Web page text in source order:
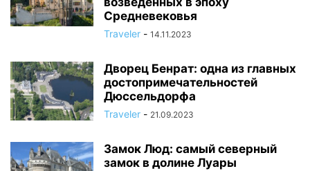
Средневековья
Traveler - 14.11.2023
Дворец Бенрат: одна из главных
достопримечательностей
Дюссельдорфа
Traveler - 21.09.2023
Замок Люд: самый северный
замок в долине Луары